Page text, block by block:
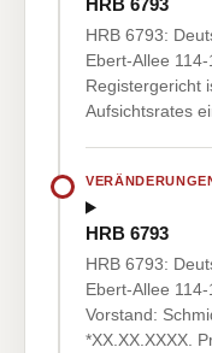
HRB 6793
HRB 6793:
Ebert-Allee
Registergericht
Aufsichtsrates
HRB 6793
HRB 6793:
Ebert-Allee
Vorstand:
*XX.XX.XXXX.